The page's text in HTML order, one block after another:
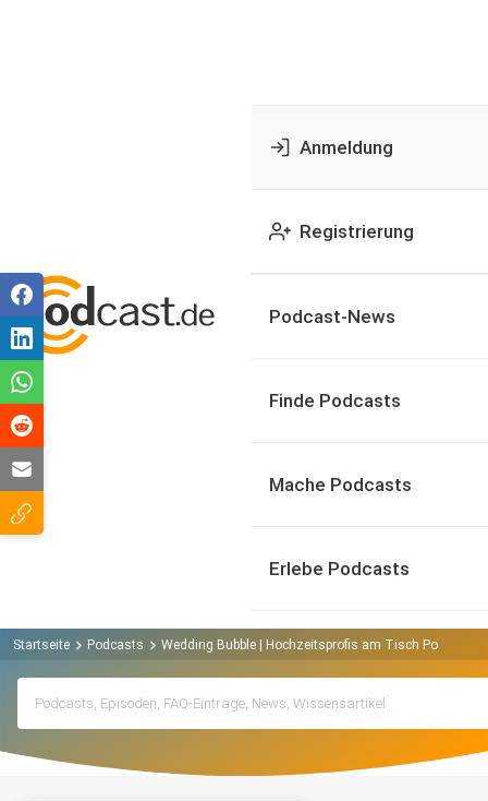
Anmeldung
Registrierung
Podcast-News
Finde Podcasts
Mache Podcasts
Erlebe Podcasts
Startseite Podcasts Wedding Bubble | Hochzeitsprofis am Tisch Podcast